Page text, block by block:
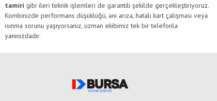
tamiri gibi ileri teknik işlemleri de garantili şekilde gerçekleştiriyoruz.
Kombinizde performans düşüklüğü, ani arıza, hatalı kart çalışması veya
ısınma sorunu yaşıyorsanız, uzman ekibimiz tek bir telefonla
yanınızdadır.